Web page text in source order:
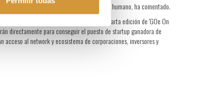
IA para potenciar, no reemplazar, el toque humano, ha comentado.
entre ellas en la gran final de la cuarta edición de 'GOe On
directamente para conseguir el puesto de startup ganadora de
acceso al network y ecosistema de corporaciones, inversores y